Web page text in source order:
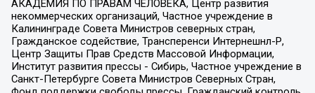
АКАДЕМИЯ ПО ПРАВАМ ЧЕЛОВЕКА, Центр развития
некоммерческих организаций, Частное учреждение в
Калининграде Совета Министров северных стран,
Гражданское содействие, Трансперенси Интернешнл-Р,
Центр Защиты Прав Средств Массовой Информации,
Институт развития прессы - Сибирь, Частное учреждение в
Санкт-Петербурге Совета Министров Северных Стран,